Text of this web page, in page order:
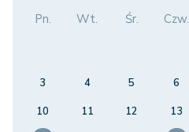
Pn. Wt. Śr. Czw.
3
4 5 6
10
11 12 13